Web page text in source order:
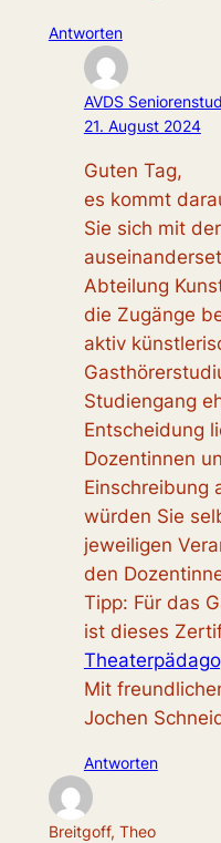
Antworten
AVDS
21. August 2024
Guten Tag,
es kommt
Sie sich mit
Abteilung
die Zugänge
aktiv
Studiengang
Entscheidung
Dozentinnen
Einschreibung
würden Sie
jeweiligen
den
Tipp: Für das
ist dieses
Mit
Jochen
Antworten
Breitgoff, Theo